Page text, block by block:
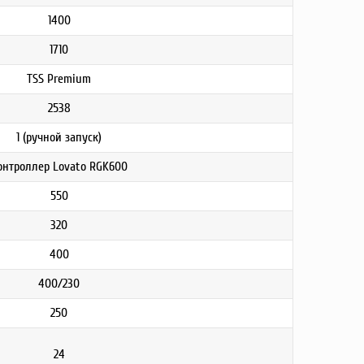
1400
1710
TSS Premium
2538
1 (ручной запуск)
Lovato RGK600
550
320
400
400/230
250
24